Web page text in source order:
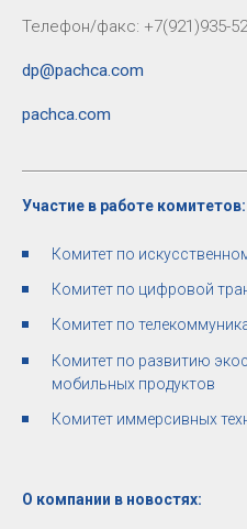
Телефон/факс: +7(921)935-
dp@pachca.com
pachca.com
Участие в работе комитетов:
Комитет по
Комитет по цифровой
Комитет по
Комитет по развитию
мобильных продуктов
Комитет иммерсивных
О компании в новостях: